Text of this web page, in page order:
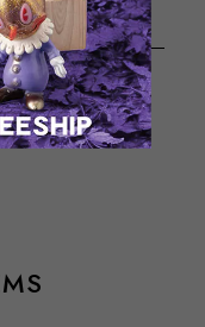
Facebook